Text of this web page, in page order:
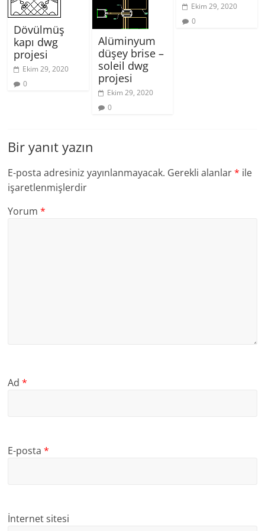
Dövülmüş
kapı dwg
projesi
Ekim 29, 2020
0
Alüminyum
düşey brise –
soleil dwg
projesi
Ekim 29, 2020
0
Ekim 29, 2020
0
Bir yanıt yazın
E-posta adresiniz yayınlanmayacak. Gerekli alanlar* ile
işaretlenmişlerdir
Yorum*
Ad*
E-posta*
İnternet sitesi